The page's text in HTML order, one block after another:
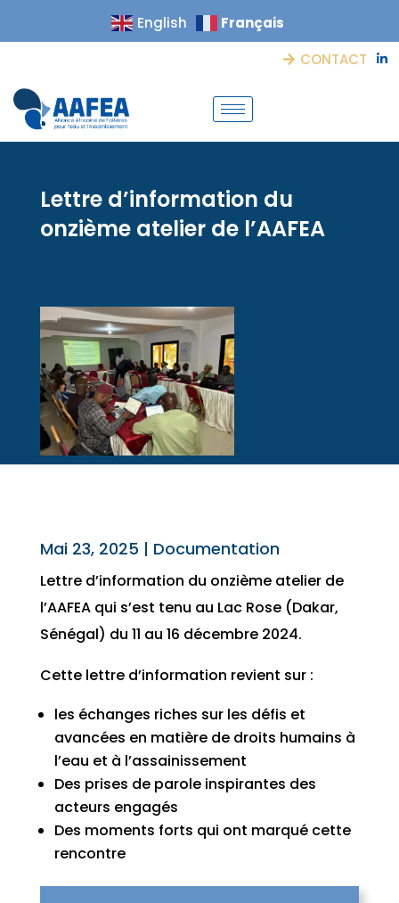
English
Français
CONTACT
Lettre d’information du
onzième atelier de l’AAFEA
Mai 23, 2025 | Documentation
Lettre d’information du onzième atelier de
l’AAFEA qui s’est tenu au Lac Rose (Dakar,
Sénégal) du 11 au 16 décembre 2024.
Cette lettre d’information revient sur :
les échanges riches sur les défis et
avancées en matière de droits humains à
l’eau et à l’assainissement
Des prises de parole inspirantes des
acteurs engagés
Des moments forts qui ont marqué cette
rencontre